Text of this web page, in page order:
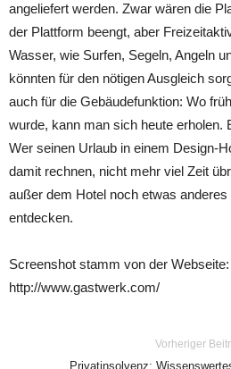
angeliefert werden. Zwar wären die
der Plattform beengt, aber
Wasser, wie Surfen, Segeln, Angeln
könnten für den nötigen Ausgleich
auch für die Gebäudefunktion: Wo
wurde, kann man sich heute erholen.
Wer seinen Urlaub in einem Design-
damit rechnen, nicht mehr viel Zeit
außer dem Hotel noch etwas
entdecken.
Screenshot stamm von der Webseite:
http://www.gastwerk.com/
Vorheriger
Privatinsolvenz: